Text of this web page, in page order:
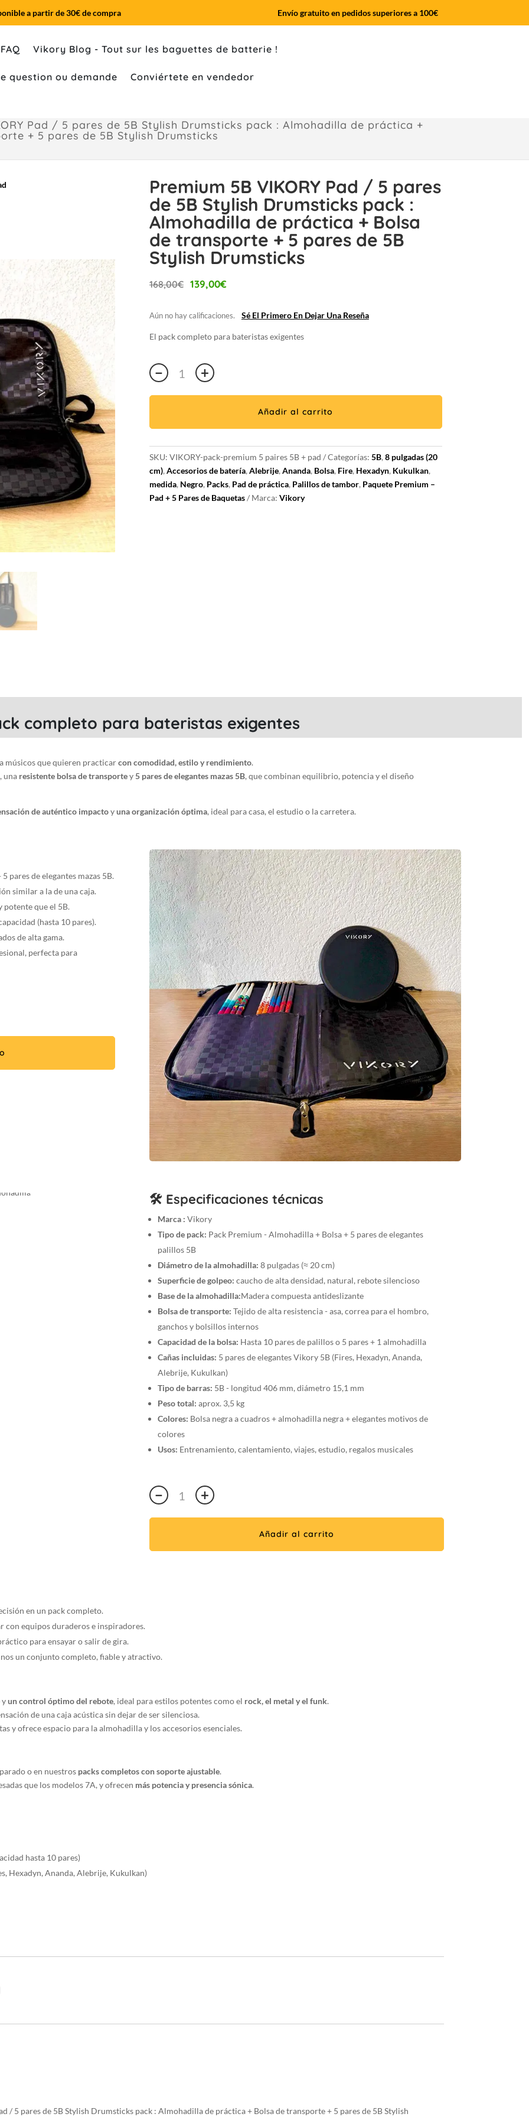
a partir de 30€ de compra Envío gratuito en pedidos superiores a 100€
FAQ Vikory Blog - Tout sur les baguettes de batterie !
question ou demande Conviértete en vendedor
Pad / 5 pares de 5B Stylish Drumsticks pack : Almohadilla de práctica +
+ 5 pares de 5B Stylish Drumsticks
Premium 5B VIKORY Pad / 5 pares
de 5B Stylish Drumsticks pack :
Almohadilla de práctica + Bolsa
de transporte + 5 pares de 5B
Stylish Drumsticks
168,00€ El
precio
original
era:
168,00€.
139,00€
actual
es:
139,00€.
Aún no hay calificaciones. Sé El Primero En Dejar Una Reseña
El pack completo para bateristas exigentes
Premium
5B
VIKORY
pares
de
5B
Stylish
Drumsticks
Drumsticks
− +
Añadir al carrito
SKU: VIKORY-pack-premium 5 paires 5B + pad Categorías: 5B, 8 pulgadas (20
cm), Accesorios de batería, Alebrije, Ananda, Bolsa, Fire, Hexadyn, Kukulkan,
medida, Negro, Packs, Pad de práctica, Palillos de tambor, Paquete Premium –
Pad + 5 Pares de Baquetas
Marca: Vikory
completo para bateristas exigentes
músicos que quieren practicarcon comodidad, estilo y rendimiento.
, una resistente bolsa de transportey5 pares de elegantes mazas 5B, que combinan equilibrio, potencia y el diseño
de auténtico impactoyuna organización óptima, ideal para casa, el estudio o la carretera.
pares de elegantes mazas 5B.
similar a la de una caja.
potente que el 5B.
(hasta 10 pares).
de alta gama.
perfecta para
🛠️ Especificaciones técnicas
Marca : Vikory
Tipo de pack: Pack Premium - Almohadilla + Bolsa + 5 pares de elegantes
palillos 5B
Diámetro de la almohadilla: 8 pulgadas (≈ 20 cm)
Superficie de golpeo: caucho de alta densidad, natural, rebote silencioso
Base de la almohadilla:Madera compuesta antideslizante
Bolsa de transporte: Tejido de alta resistencia - asa, correa para el hombro,
ganchos y bolsillos internos
Capacidad de la bolsa: Hasta 10 pares de palillos o 5 pares + 1 almohadilla
Cañas incluidas: 5 pares de elegantes Vikory 5B (Fires, Hexadyn, Ananda,
Alebrije, Kukulkan)
Tipo de barras: 5B - longitud 406 mm, diámetro 15,1 mm
Peso total: aprox. 3,5 kg
Colores: Bolsa negra a cuadros + almohadilla negra + elegantes motivos de
colores
Usos: Entrenamiento, calentamiento, viajes, estudio, regalos musicales
Premium
5B
VIKORY
:
+
Bolsa
de
5
pares
− +
Añadir al carrito
en un pack completo.
con equipos duraderos e inspiradores.
para ensayar o salir de gira.
un conjunto completo, fiable y atractivo.
yun control óptimo del rebote, ideal para estilos potentes como el rock, el metal y el funk.
de una caja acústica sin dejar de ser silenciosa.
y ofrece espacio para la almohadilla y los accesorios esenciales.
o en nuestros packs completos con soporte ajustable.
que los modelos 7A, y ofrecen más potencia y presencia sónica.
hasta 10 pares)
Hexadyn, Ananda, Alebrije, Kukulkan)
/ 5 pares de 5B Stylish Drumsticks pack : Almohadilla de práctica + Bolsa de transporte + 5 pares de 5B Stylish